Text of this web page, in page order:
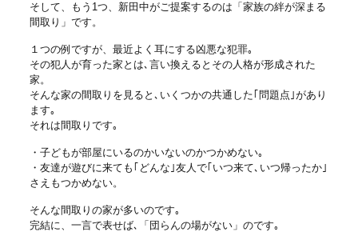
そして、もう1つ、新田中がご提案するのは「家族の絆が深まる
間取り」です。
１つの例ですが、最近よく耳にする凶悪な犯罪｡
その犯人が育った家とは､言い換えるとその人格が形成された
家。
そんな家の間取りを見ると､いくつかの共通した｢問題点｣があり
ます｡
それは間取りです｡
・子どもが部屋にいるのかいないのかつかめない｡
・友達が遊びに来ても｢どんな｣友人で｢いつ来て､いつ帰ったか｣
さえもつかめない。
そんな間取りの家が多いのです｡
完結に、一言で表せば､「団らんの場がない」のです｡